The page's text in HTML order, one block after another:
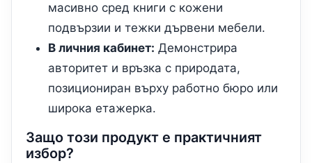
масивно сред книги с кожени
подвързии и тежки дървени мебели.
В личния кабинет: Демонстрира
авторитет и връзка с природата,
позициониран върху работно бюро или
широка етажерка.
Защо този продукт е практичният
избор?